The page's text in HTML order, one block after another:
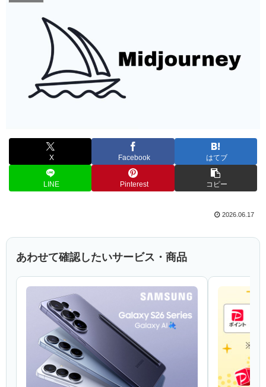
X Facebook はてブ
LINE Pinterest コピー
2026.06.17
あわせて確認したいサービス・商品